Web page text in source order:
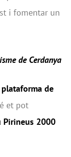
i fomentar un
de Cerdanya
de
et pot
Pirineus 2000